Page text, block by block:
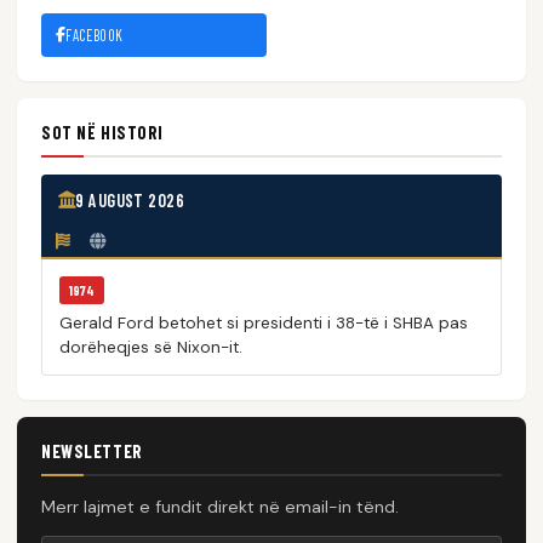
FACEBOOK
SOT NË HISTORI
9 AUGUST 2026
1974
Gerald Ford betohet si presidenti i 38-të i SHBA pas
dorëheqjes së Nixon-it.
NEWSLETTER
Merr lajmet e fundit direkt në email-in tënd.